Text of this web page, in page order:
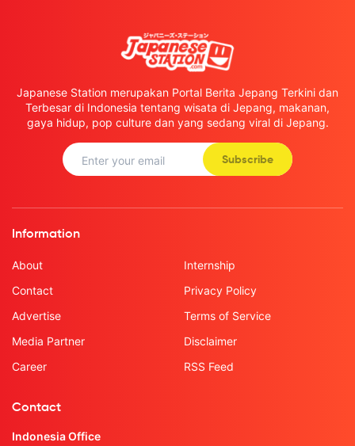
Japanese Station merupakan Portal Berita Jepang Terkini dan
Terbesar di Indonesia tentang wisata di Jepang, makanan,
gaya hidup, pop culture dan yang sedang viral di Jepang.
Subscribe
Information
About
Contact
Advertise
Media Partner
Career
Internship
Privacy Policy
Terms of Service
Disclaimer
RSS Feed
Contact
Indonesia Office